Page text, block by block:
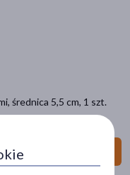
średnica 5,5 cm, 1 szt.